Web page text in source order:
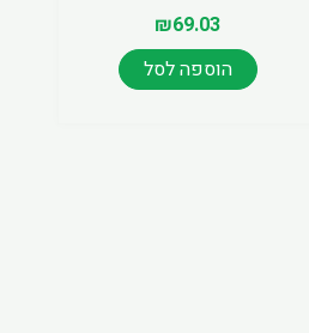
₪69.03
הוספה לסל